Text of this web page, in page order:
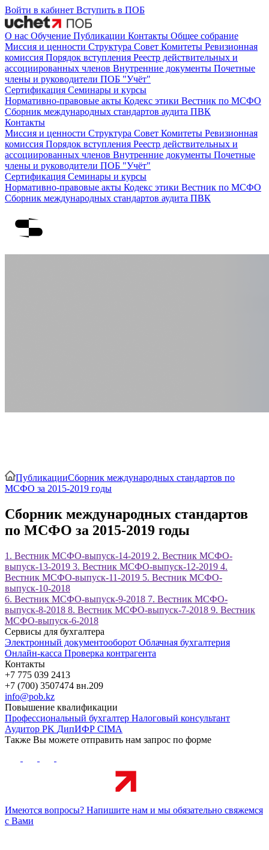
Войти в кабинет Вступить в ПОБ
О нас Обучение Публикации Контакты Общее собрание
Миссия и ценности Структура Совет Комитеты Ревизионная
комиссия Порядок вступления Реестр действительных и
ассоциированных членов Внутренние документы Почетные
члены и руководители ПОБ "Учёт"
Сертификация Семинары и курсы
Нормативно-правовые акты Кодекс этики Вестник по МСФО
Сборник международных стандартов аудита ПВК
Контакты
Миссия и ценности Структура Совет Комитеты Ревизионная
комиссия Порядок вступления Реестр действительных и
ассоциированных членов Внутренние документы Почетные
члены и руководители ПОБ "Учёт"
Сертификация Семинары и курсы
Нормативно-правовые акты Кодекс этики Вестник по МСФО
Сборник международных стандартов аудита ПВК
ПубликацииСборник международных стандартов по
МСФО за 2015-2019 годы
Сборник международных стандартов
по МСФО за 2015-2019 годы
1. Вестник МСФО-выпуск-14-2019 2. Вестник МСФО-
выпуск-13-2019 3. Вестник МСФО-выпуск-12-2019 4.
Вестник МСФО-выпуск-11-2019 5. Вестник МСФО-
выпуск-10-2018
6. Вестник МСФО-выпуск-9-2018 7. Вестник МСФО-
выпуск-8-2018 8. Вестник МСФО-выпуск-7-2018 9. Вестник
МСФО-выпуск-6-2018
Сервисы для бухгалтера
Электронный документооборот Облачная бухгалтерия
Онлайн-касса Проверка контрагента
Контакты
+7 775 039 2413
+7 (700) 3507474 вн.209
info@pob.kz
Повышение квалификации
Профессиональный бухгалтер Налоговый консультант
Аудитор PK ДипИФР CIMA
Также Вы можете отправить нам запрос по форме
Имеются вопросы? Напишите нам и мы обязательно свяжемся
с Вами